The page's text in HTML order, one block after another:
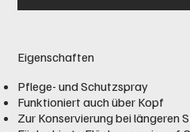
Eigenschaften
Pflege- und Schutzspray
Funktioniert auch über Kopf
Zur Konservierung bei längeren